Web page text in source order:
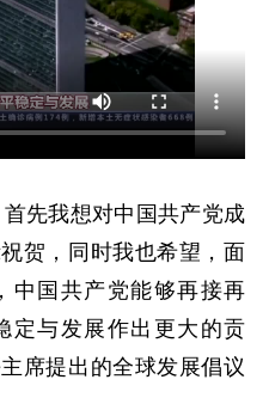
首先我想对中国共产党成
贺，同时我也希望，面
中国共产党能够再接再
定与发展作出更大的贡
席提出的全球发展倡议